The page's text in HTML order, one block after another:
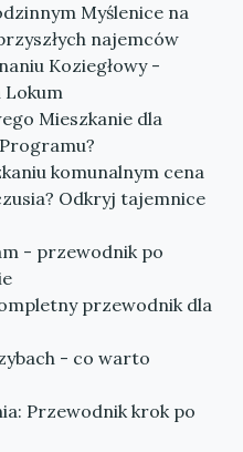
Myślenice na
najemców
Koziegłowy -
Lokum
Mieszkanie dla
komunalnym cena
Odkryj tajemnice
- przewodnik po
przewodnik dla
- co warto
Przewodnik krok po